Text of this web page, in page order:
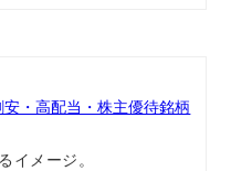
安・高配当・株主優待銘柄
イメージ。